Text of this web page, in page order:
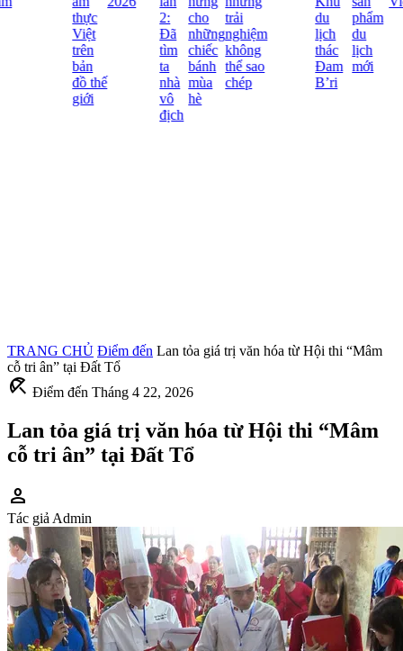
thực
Việt
trên
bản
đồ thế
giới
2:
Đã
tìm
ta
nhà
vô
địch
cho
những
chiếc
bánh
mùa
hè
trải
nghiệm
không
thể sao
chép
du
lịch
thác
Đam
B’ri
phẩm
du
lịch
mới
TRANG CHỦ Điểm đến Lan tỏa giá trị văn hóa từ Hội thi “Mâm
cỗ tri ân” tại Đất Tổ
beach_access Điểm đến Tháng 4 22, 2026
Lan tỏa giá trị văn hóa từ Hội thi “Mâm
cỗ tri ân” tại Đất Tổ
person
Tác giả Admin